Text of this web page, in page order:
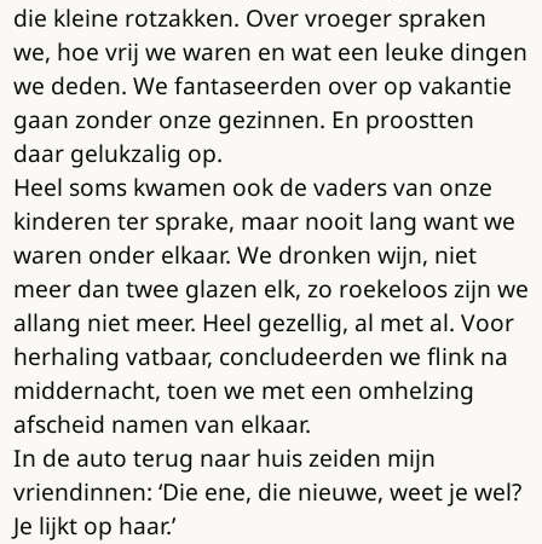
die kleine rotzakken. Over vroeger spraken
we, hoe vrij we waren en wat een leuke dingen
we deden. We fantaseerden over op vakantie
gaan zonder onze gezinnen. En proostten
daar gelukzalig op.
Heel soms kwamen ook de vaders van onze
kinderen ter sprake, maar nooit lang want we
waren onder elkaar. We dronken wijn, niet
meer dan twee glazen elk, zo roekeloos zijn we
allang niet meer. Heel gezellig, al met al. Voor
herhaling vatbaar, concludeerden we flink na
middernacht, toen we met een omhelzing
afscheid namen van elkaar.
In de auto terug naar huis zeiden mijn
vriendinnen: ‘Die ene, die nieuwe, weet je wel?
Je lijkt op haar.’